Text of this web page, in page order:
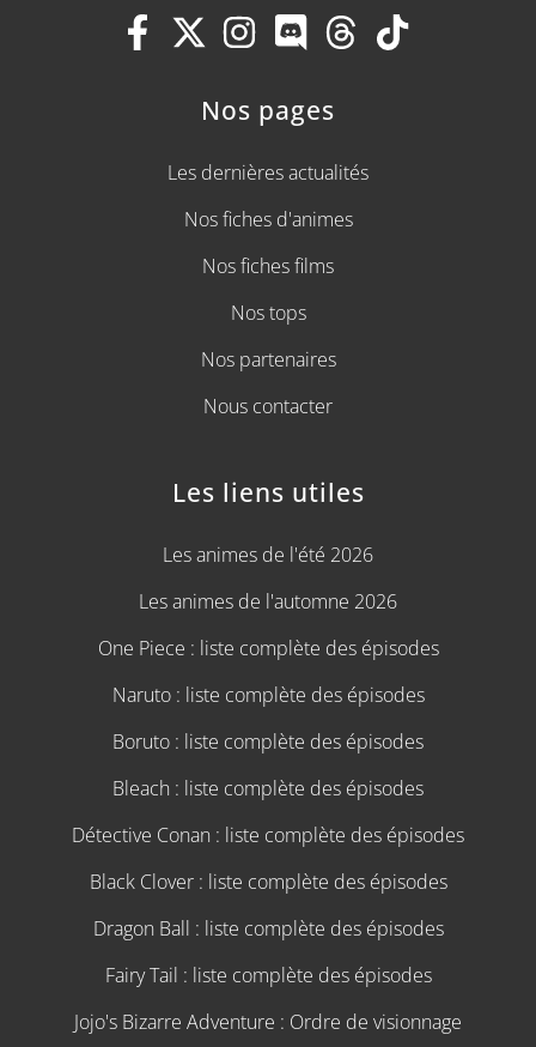
Nos pages
Les dernières actualités
Nos fiches d'animes
Nos fiches films
Nos tops
Nos partenaires
Nous contacter
Les liens utiles
Les animes de l'été 2026
Les animes de l'automne 2026
One Piece : liste complète des épisodes
Naruto : liste complète des épisodes
Boruto : liste complète des épisodes
Bleach : liste complète des épisodes
Détective Conan : liste complète des épisodes
Black Clover : liste complète des épisodes
Dragon Ball : liste complète des épisodes
Fairy Tail : liste complète des épisodes
Jojo's Bizarre Adventure : Ordre de visionnage